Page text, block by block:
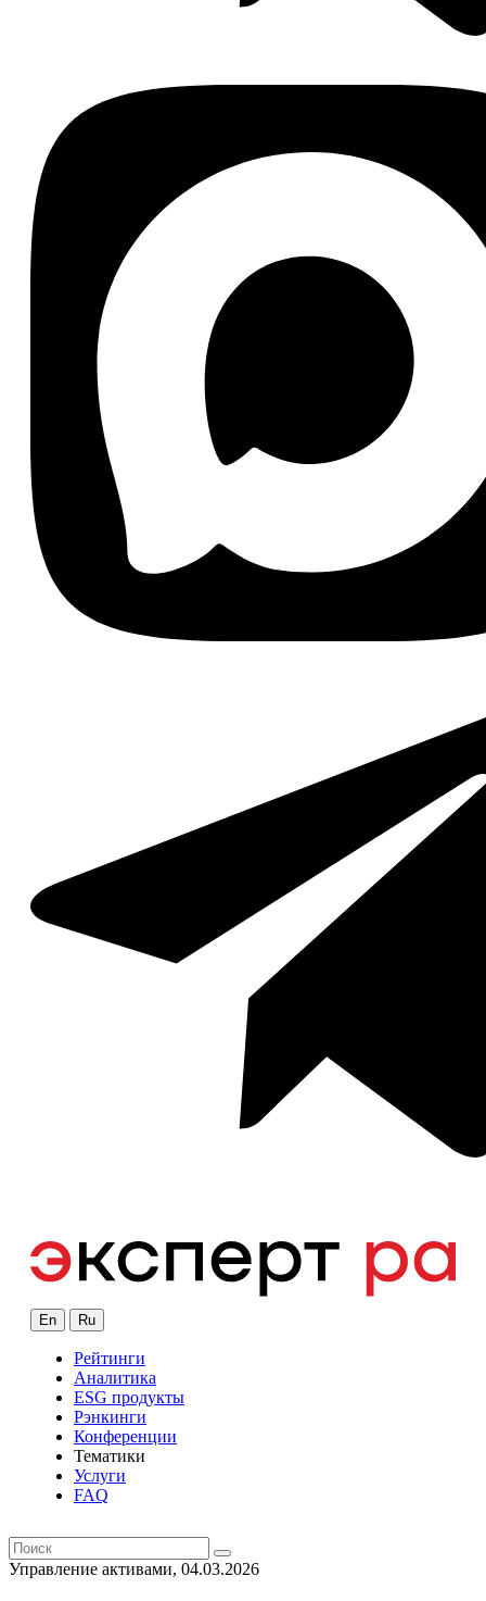
En Ru
Рейтинги
Аналитика
ESG продукты
Рэнкинги
Конференции
Тематики
Услуги
FAQ
Управление активами, 04.03.2026